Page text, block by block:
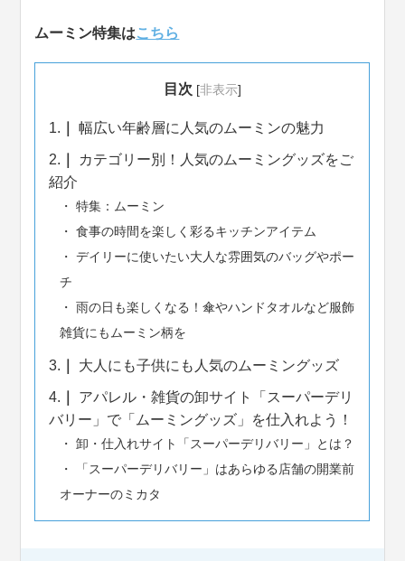
ムーミン特集はこちら
目次 [非表示]
1. 幅広い年齢層に人気のムーミンの魅力
2.
カテゴリー別！人気のムーミングッズをご
紹介
特集：ムーミン
食事の時間を楽しく彩るキッチンアイテム
デイリーに使いたい大人な雰囲気のバッグやポー
チ
雨の日も楽しくなる！傘やハンドタオルなど服飾
雑貨にもムーミン柄を
3. 大人にも子供にも人気のムーミングッズ
4.
アパレル・雑貨の卸サイト「スーパーデリ
バリー」で「ムーミングッズ」を仕入れよう！
卸・仕入れサイト「スーパーデリバリー」とは？
「スーパーデリバリー」はあらゆる店舗の開業前
オーナーのミカタ